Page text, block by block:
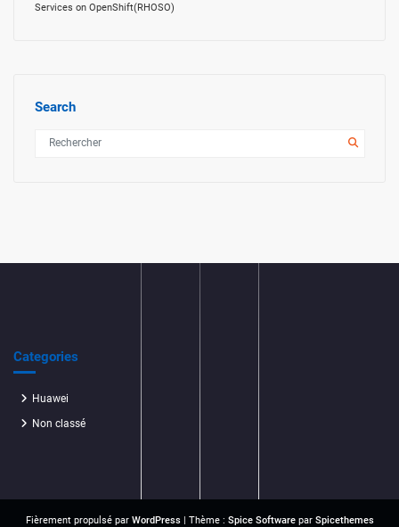
Services on OpenShift(RHOSO)
Search
Categories
Huawei
Non classé
Fièrement propulsé par WordPress| Thème : Spice Softwarepar Spicethemes